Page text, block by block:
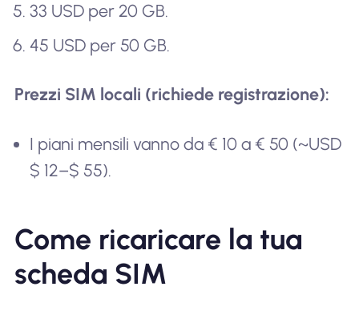
33 USD per 20 GB.
45 USD per 50 GB.
Prezzi SIM locali (richiede registrazione):
I piani mensili vanno da € 10 a € 50 (~USD
$ 12–$ 55).
Come ricaricare la tua
scheda SIM